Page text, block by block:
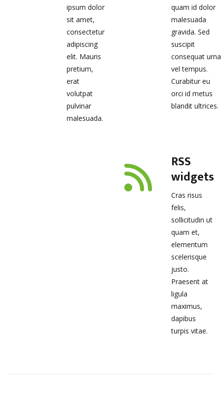
ipsum dolor
sit amet,
consectetur
adipiscing
elit. Mauris
pretium,
erat
volutpat
pulvinar
malesuada.
quam id dolor
malesuada
gravida. Sed
suscipit
consequat urna
vel tempus.
Curabitur eu
orci id metus
blandit ultrices.
RSS
widgets
Cras risus
felis,
sollicitudin ut
quam et,
elementum
scelerisque
justo.
Praesent at
ligula
maximus,
dapibus
turpis vitae.